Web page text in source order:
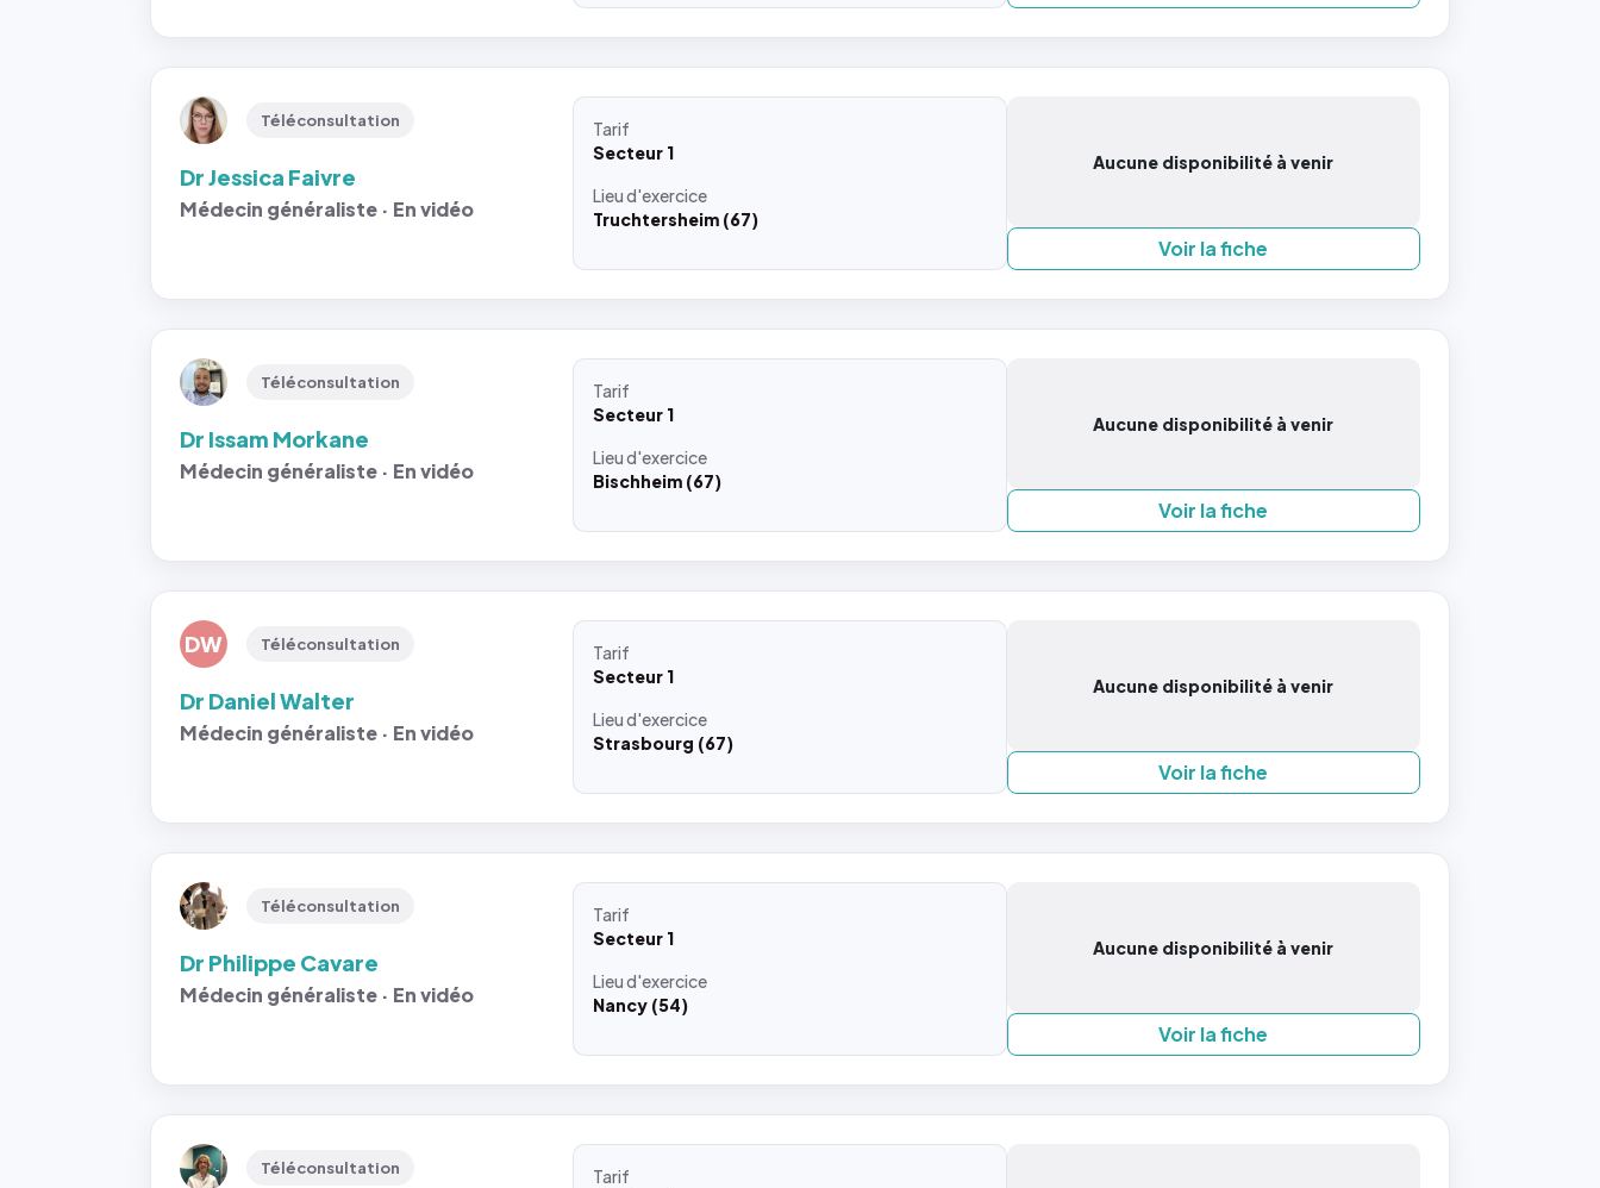
Téléconsultation
Dr Jessica Faivre
Médecin généraliste · En vidéo
Tarif
Secteur 1
Lieud'exercice
Truchtersheim (67)
Aucune disponibilité à venir
Voir la fiche
Téléconsultation
Dr Issam Morkane
Médecin généraliste · En vidéo
Tarif
Secteur 1
Lieud'exercice
Bischheim (67)
Aucune disponibilité à venir
Voir la fiche
DW Téléconsultation
Dr Daniel Walter
Médecin généraliste · En vidéo
Tarif
Secteur 1
Lieud'exercice
Strasbourg (67)
Aucune disponibilité à venir
Voir la fiche
Téléconsultation
Dr Philippe Cavare
Médecin généraliste · En vidéo
Tarif
Secteur 1
Lieud'exercice
Nancy (54)
Aucune disponibilité à venir
Voir la fiche
Téléconsultation
Tarif